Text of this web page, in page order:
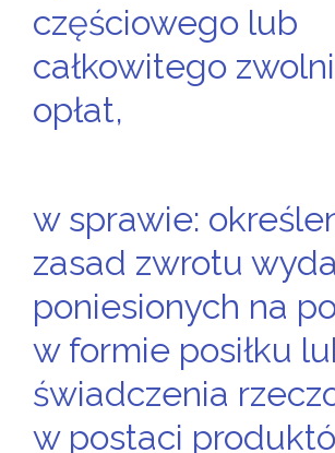
częściowego lub
całkowitego
opłat,
w sprawie:
zasad zwrotu
poniesionych na
w formie posiłku
świadczenia
w postaci